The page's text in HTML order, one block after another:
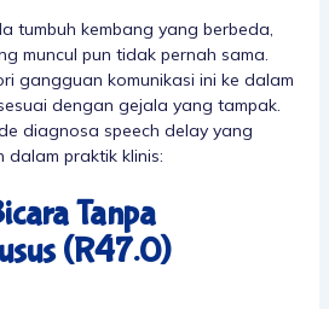
tumbuh kembang yang berbeda,
muncul pun tidak pernah sama.
gangguan komunikasi ini ke dalam
dengan gejala yang tampak.
diagnosa speech delay yang
praktik klinis:
Tanpa
(R47.0)